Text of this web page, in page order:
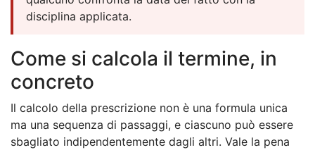
disciplina applicata.
Come si calcola il termine, in
concreto
Il calcolo della prescrizione non è una formula unica
ma una sequenza di passaggi, e ciascuno può essere
sbagliato indipendentemente dagli altri. Vale la pena